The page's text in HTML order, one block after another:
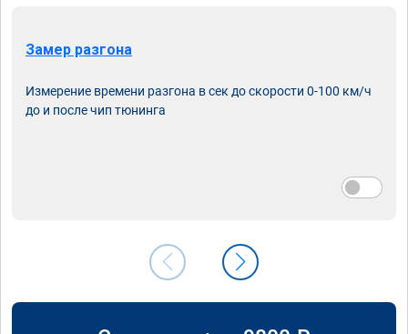
Замер разгона
Измерение времени разгона в сек до скорости 0-100 км/ч
до и после чип тюнинга